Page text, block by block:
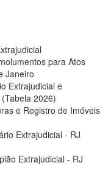
para Atos
Janeiro
Extrajudicial e
2026)
e Registro de Imóveis
Extrajudicial - RJ
Extrajudicial - RJ